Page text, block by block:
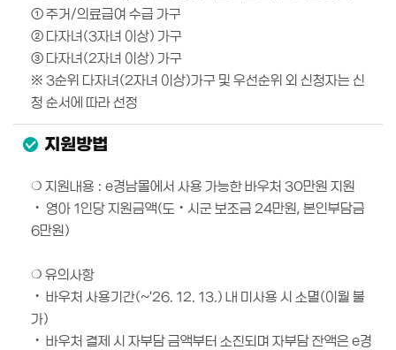
① 주거/의료급여 수급 가구
② 다자녀(3자녀 이상) 가구
③ 다자녀(2자녀 이상) 가구
※ 3순위 다자녀(2자녀 이상)가구 및 우선순위 외 신청자는 신
청 순서에 따라 선정
지원방법
❍ 지원내용 : e경남몰에서 사용 가능한 바우처 30만원 지원
‧ 영아 1인당 지원금액(도‧시군 보조금 24만원, 본인부담금
6만원)
❍ 유의사항
‧ 바우처 사용기간(~'26. 12. 13.) 내 미사용 시 소멸(이월 불
가)
‧ 바우처 결제 시 자부담 금액부터 소진되며 자부담 잔액은 e경